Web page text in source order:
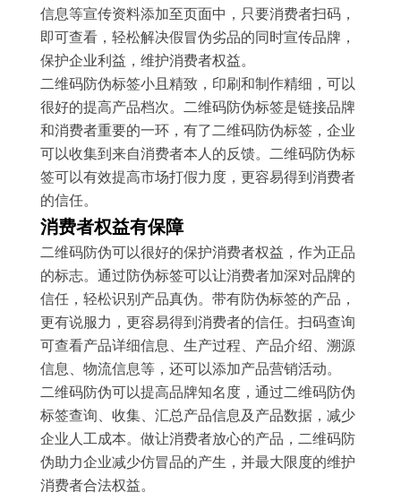
信息等宣传资料添加至页面中，只要消费者扫码，
即可查看，轻松解决假冒伪劣品的同时宣传品牌，
保护企业利益，维护消费者权益。
二维码防伪标签小且精致，印刷和制作精细，可以
很好的提高产品档次。二维码防伪标签是链接品牌
和消费者重要的一环，有了二维码防伪标签，企业
可以收集到来自消费者本人的反馈。二维码防伪标
签可以有效提高市场打假力度，更容易得到消费者
的信任。
消费者权益有保障
二维码防伪可以很好的保护消费者权益，作为正品
的标志。通过防伪标签可以让消费者加深对品牌的
信任，轻松识别产品真伪。带有防伪标签的产品，
更有说服力，更容易得到消费者的信任。扫码查询
可查看产品详细信息、生产过程、产品介绍、溯源
信息、物流信息等，还可以添加产品营销活动。
二维码防伪可以提高品牌知名度，通过二维码防伪
标签查询、收集、汇总产品信息及产品数据，减少
企业人工成本。做让消费者放心的产品，二维码防
伪助力企业减少仿冒品的产生，并最大限度的维护
消费者合法权益。